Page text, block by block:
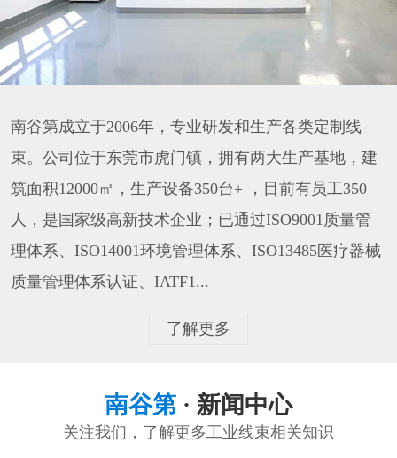
南谷第成立于2006年，专业研发和生产各类定制线
束。公司位于东莞市虎门镇，拥有两大生产基地，建
筑面积12000㎡，生产设备350台+ ，目前有员工350
人，是国家级高新技术企业；已通过ISO9001质量管
理体系、ISO14001环境管理体系、ISO13485医疗器械
质量管理体系认证、IATF1...
了解更多
南谷第 · 新闻中心
关注我们，了解更多工业线束相关知识